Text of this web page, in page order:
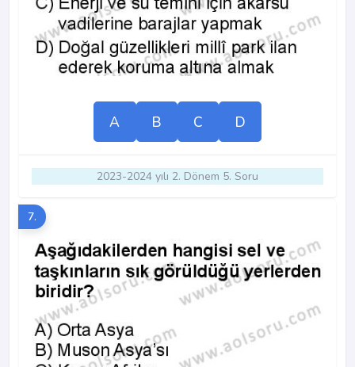
A B C D
2023-2024 yılı 2. Dönem 5. Soru
7.